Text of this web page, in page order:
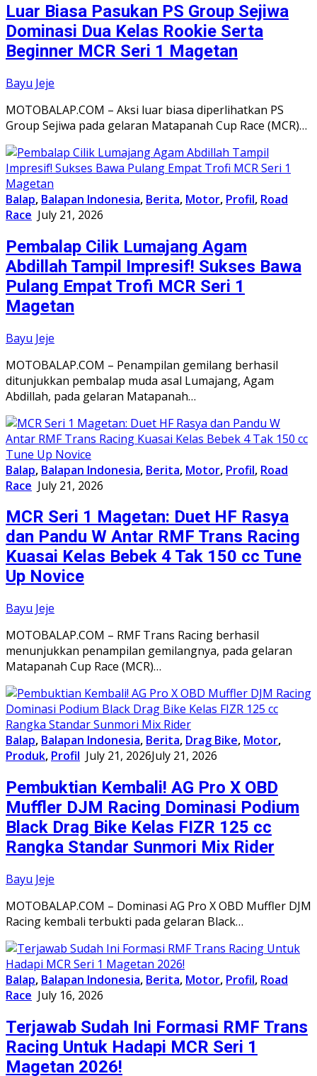
Luar Biasa Pasukan PS Group Sejiwa
Dominasi Dua Kelas Rookie Serta
Beginner MCR Seri 1 Magetan
Bayu Jeje
MOTOBALAP.COM – Aksi luar biasa diperlihatkan PS
Group Sejiwa pada gelaran Matapanah Cup Race (MCR)…
Balap, Balapan Indonesia, Berita, Motor, Profil, Road
Race July 21, 2026
Pembalap Cilik Lumajang Agam
Abdillah Tampil Impresif! Sukses Bawa
Pulang Empat Trofi MCR Seri 1
Magetan
Bayu Jeje
MOTOBALAP.COM – Penampilan gemilang berhasil
ditunjukkan pembalap muda asal Lumajang, Agam
Abdillah, pada gelaran Matapanah…
Balap, Balapan Indonesia, Berita, Motor, Profil, Road
Race July 21, 2026
MCR Seri 1 Magetan: Duet HF Rasya
dan Pandu W Antar RMF Trans Racing
Kuasai Kelas Bebek 4 Tak 150 cc Tune
Up Novice
Bayu Jeje
MOTOBALAP.COM – RMF Trans Racing berhasil
menunjukkan penampilan gemilangnya, pada gelaran
Matapanah Cup Race (MCR)…
Balap, Balapan Indonesia, Berita, Drag Bike, Motor,
Produk, Profil July 21, 2026July 21, 2026
Pembuktian Kembali! AG Pro X OBD
Muffler DJM Racing Dominasi Podium
Black Drag Bike Kelas FIZR 125 cc
Rangka Standar Sunmori Mix Rider
Bayu Jeje
MOTOBALAP.COM – Dominasi AG Pro X OBD Muffler DJM
Racing kembali terbukti pada gelaran Black…
Balap, Balapan Indonesia, Berita, Motor, Profil, Road
Race July 16, 2026
Terjawab Sudah Ini Formasi RMF Trans
Racing Untuk Hadapi MCR Seri 1
Magetan 2026!